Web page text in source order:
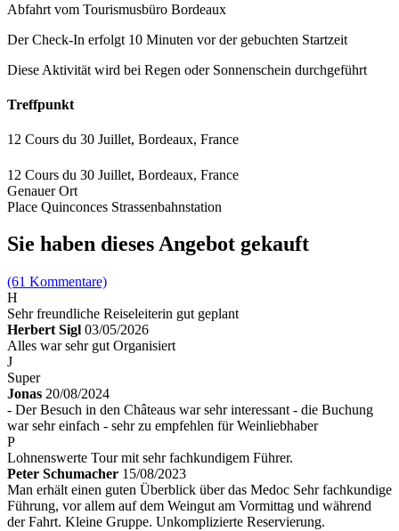
Abfahrt vom Tourismusbüro Bordeaux
Der Check-In erfolgt 10 Minuten vor der gebuchten Startzeit
Diese Aktivität wird bei Regen oder Sonnenschein durchgeführt
Treffpunkt
12 Cours du 30 Juillet, Bordeaux, France
12 Cours du 30 Juillet, Bordeaux, France
Genauer Ort
Place Quinconces Strassenbahnstation
Sie haben dieses Angebot gekauft
(61 Kommentare)
H
Sehr freundliche Reiseleiterin gut geplant
Herbert Sigl 03/05/2026
Alles war sehr gut Organisiert
J
Super
Jonas 20/08/2024
- Der Besuch in den Châteaus war sehr interessant - die Buchung
war sehr einfach - sehr zu empfehlen für Weinliebhaber
P
Lohnenswerte Tour mit sehr fachkundigem Führer.
Peter Schumacher 15/08/2023
Man erhält einen guten Überblick über das Medoc Sehr fachkundige
Führung, vor allem auf dem Weingut am Vormittag und während
der Fahrt. Kleine Gruppe. Unkomplizierte Reservierung.